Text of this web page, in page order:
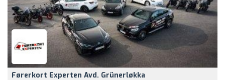
Førerkort Experten Avd. Grünerløkka